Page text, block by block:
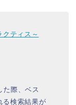
ティス～
た際、ベス
る検索結果が